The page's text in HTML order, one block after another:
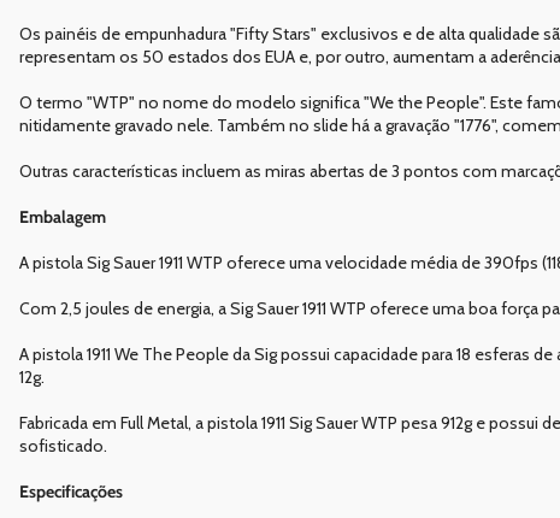
Os painéis de empunhadura "Fifty Stars" exclusivos e de alta
representam os 50 estados dos EUA e, por outro, aumentam a
O termo "WTP" no nome do modelo significa "We the People". Este
nitidamente gravado nele. Também no slide há a gravação "1776",
Outras características incluem as miras abertas de 3 pontos com
Embalagem
A pistola Sig Sauer 1911 WTP oferece uma velocidade média de 390fps
Com 2,5 joules de energia, a Sig Sauer 1911 WTP oferece uma boa
A pistola 1911 We The People da Sig possui capacidade para 18
12g.
Fabricada em Full Metal, a pistola 1911 Sig Sauer WTP pesa 912g e
sofisticado.
Especificações